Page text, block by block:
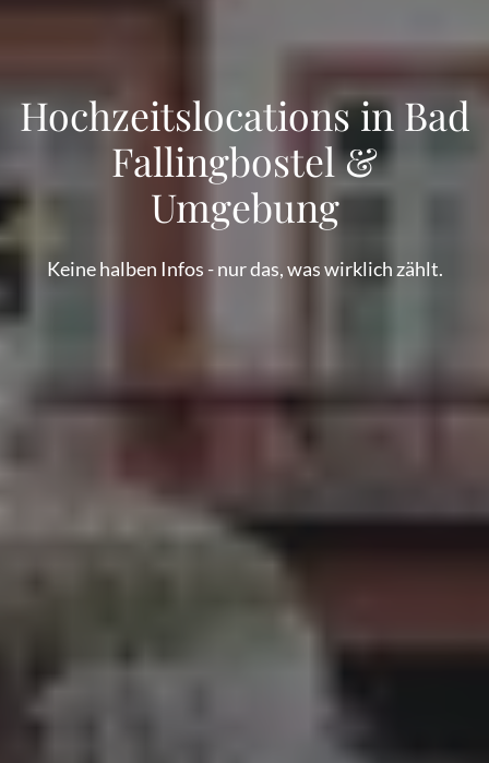
Hochzeitslocations in Bad
Fallingbostel &
Umgebung
Keine halben Infos - nur das, was wirklich zählt.